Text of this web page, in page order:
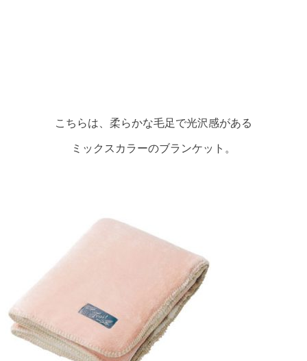
こちらは、柔らかな毛足で光沢感がある
ミックスカラーのブランケット。